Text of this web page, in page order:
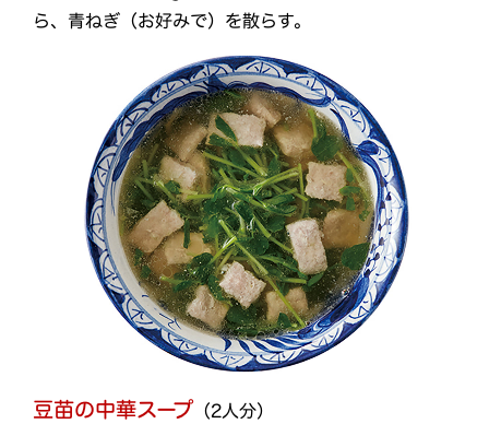
ら、青ねぎ（お好みで）を散らす。
豆苗の中華スープ （2人分）